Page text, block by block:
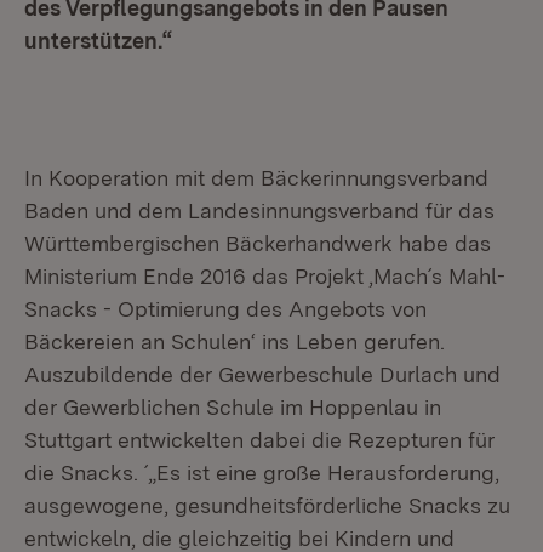
des Verpflegungsangebots in den Pausen
unterstützen.“
In Kooperation mit dem Bäckerinnungsverband
Baden und dem Landesinnungsverband für das
Württembergischen Bäckerhandwerk habe das
Ministerium Ende 2016 das Projekt ‚Mach´s Mahl-
Snacks - Optimierung des Angebots von
Bäckereien an Schulen‘ ins Leben gerufen.
Auszubildende der Gewerbeschule Durlach und
der Gewerblichen Schule im Hoppenlau in
Stuttgart entwickelten dabei die Rezepturen für
die Snacks. ´„Es ist eine große Herausforderung,
ausgewogene, gesundheitsförderliche Snacks zu
entwickeln, die gleichzeitig bei Kindern und